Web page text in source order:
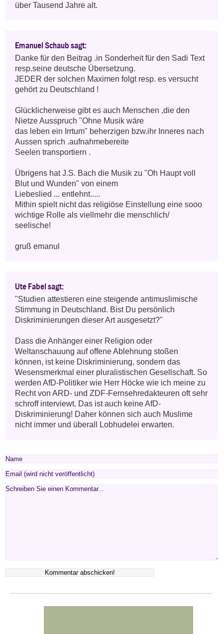
über Tausend Jahre alt.
Emanuel Schaub sagt:
Danke für den Beitrag .in Sonderheit für den Sadi Text
resp.seine deutsche Übersetzung.
JEDER der solchen Maximen folgt resp. es versucht
gehört zu Deutschland !
Glücklicherweise gibt es auch Menschen ,die den
Nietze Ausspruch "Ohne Musik wäre
das leben ein Irrtum" beherzigen bzw.ihr Inneres nach
Aussen sprich .aufnahmebereite
Seelen transportiern .
Übrigens hat J.S. Bach die Musik zu "Oh Haupt voll
Blut und Wunden" von einem
Liebeslied ... entlehnt.....
Mithin spielt nicht das religiöse Einstellung eine sooo
wichtige Rolle als viellmehr die menschlich/
seelische!
gruß emanul
Ute Fabel sagt:
"Studien attestieren eine steigende antimuslimische
Stimmung in Deutschland. Bist Du persönlich
Diskriminierungen dieser Art ausgesetzt?"
Dass die Anhänger einer Religion oder
Weltanschauung auf offene Ablehnung stoßen
können, ist keine Diskriminierung, sondern das
Wesensmerkmal einer pluralistischen Gesellschaft. So
werden AfD-Politiker wie Herr Höcke wie ich meine zu
Recht von ARD- und ZDF-Fernsehredakteuren oft sehr
schroff interviewt. Das ist auch keine AfD-
Diskriminierung! Daher können sich auch Muslime
nicht immer und überall Lobhudelei erwarten.